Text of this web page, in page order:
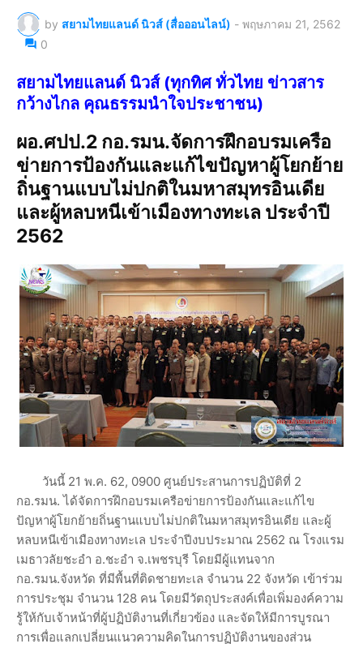
by สยามไทยแลนด์ นิวส์ (สื่อออนไลน์) - พฤษภาคม 21, 2562
0
สยามไทยแลนด์ นิวส์ (ทุกทิศ ทั่วไทย ข่าวสาร
กว้างไกล คุณธรรมนำใจประชาชน)
ผอ.ศปป.2 กอ.รมน.จัดการฝึกอบรมเครือ
ข่ายการป้องกันและแก้ไขปัญหาผู้โยกย้าย
ถิ่นฐานแบบไม่ปกติในมหาสมุทรอินเดีย
และผู้หลบหนีเข้าเมืองทางทะเล ประจำปี
2562
วันนี้ 21 พ.ค. 62, 0900 ศูนย์ประสานการปฏิบัติที่ 2
กอ.รมน. ได้จัดการฝึกอบรมเครือข่ายการป้องกันและแก้ไข
ปัญหาผู้โยกย้ายถิ่นฐานแบบไม่ปกติในมหาสมุทรอินเดีย และผู้
หลบหนีเข้าเมืองทางทะเล ประจำปีงบประมาณ 2562 ณ โรงแรม
เมธาวลัยชะอำ อ.ชะอำ จ.เพชรบุรี โดยมีผู้แทนจาก
กอ.รมน.จังหวัด ที่มีพื้นที่ติดชายทะเล จำนวน 22 จังหวัด เข้าร่วม
การประชุม จำนวน 128 คน โดยมีวัตถุประสงค์เพื่อเพิ่มองค์ความ
รู้ให้กับเจ้าหน้าที่ผู้ปฏิบัติงานที่เกี่ยวข้อง และจัดให้มีการบูรณา
การเพื่อแลกเปลี่ยนแนวความคิดในการปฏิบัติงานของส่วน